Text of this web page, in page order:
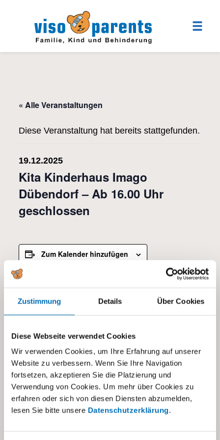
Zustimmung Details Über Cookies
Diese Webseite verwendet Cookies
Wir verwenden Cookies, um Ihre Erfahrung auf unserer
Website zu verbessern. Wenn Sie Ihre Navigation
fortsetzen, akzeptieren Sie die Platzierung und
Verwendung von Cookies. Um mehr über Cookies zu
erfahren oder sich von diesen Diensten abzumelden,
lesen Sie bitte unsere Datenschutzerklärung.
« Alle Veranstaltungen
Diese Veranstaltung hat bereits stattgefunden.
19.12.2025
Kita Kinderhaus Imago
Dübendorf – Ab 16.00 Uhr
geschlossen
Zum Kalender hinzufügen
Kategorien:
Alle,Kita Dübendorf